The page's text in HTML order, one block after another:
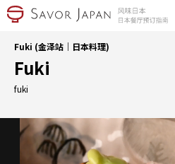
Fuki (金泽站｜日本料理)
Fuki
fuki